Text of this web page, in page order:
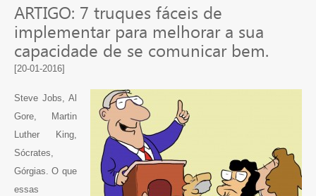
ARTIGO: 7 truques fáceis de
implementar para melhorar a sua
capacidade de se comunicar bem.
[20-01-2016]
Steve Jobs, Al
Gore, Martin
Luther King,
Sócrates,
Górgias. O que
essas